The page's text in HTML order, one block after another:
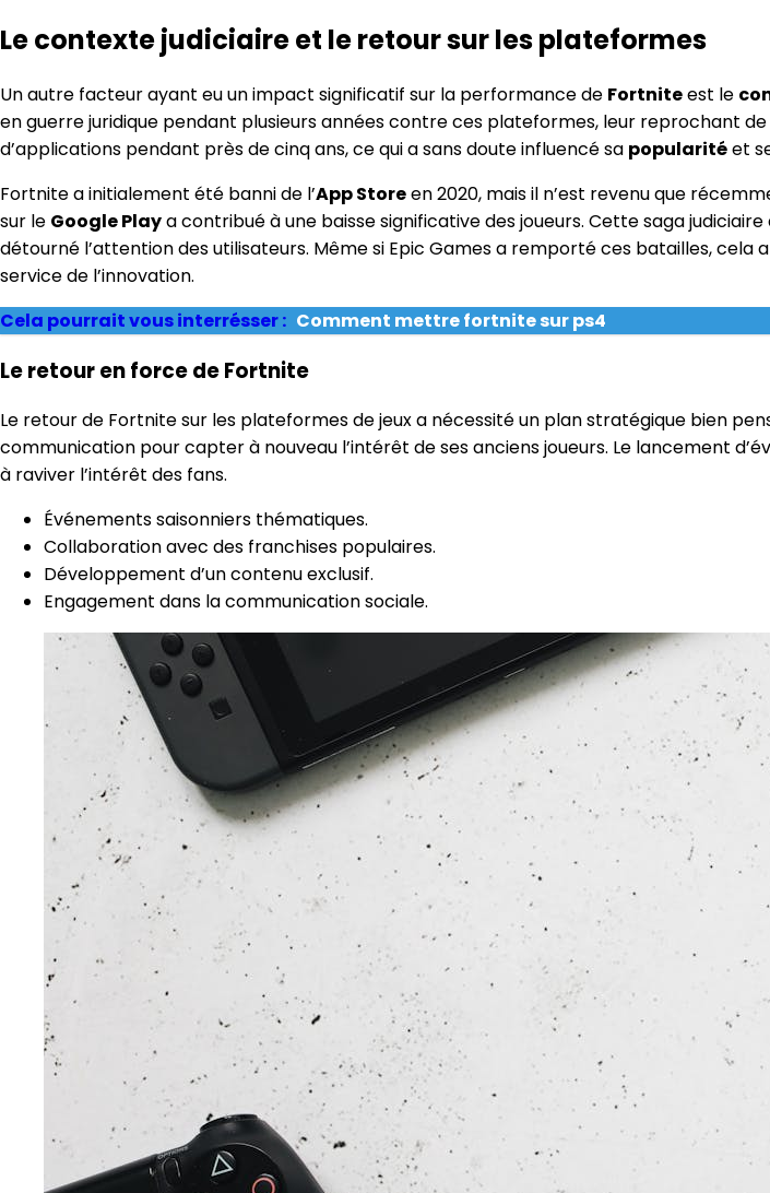
Le contexte judiciaire et le retour sur les plateformes
Un autre facteur ayant eu un impact significatif sur la performance de Fortniteest le
en guerre juridique pendant plusieurs années contre ces plateformes, leur reprochant
d’applications pendant près de cinq ans, ce qui a sans doute influencé sa popularitéet
Fortnite a initialement été banni de l’App Storeen 2020, mais il n’est revenu que
sur le Google Playa contribué à une baisse significative des joueurs. Cette saga
détourné l’attention des utilisateurs. Même si Epic Games a remporté ces batailles,
service de l’innovation.
Cela pourrait vous interrésser : Comment mettre fortnite sur ps4
Le retour en force de Fortnite
Le retour de Fortnite sur les plateformes de jeux a nécessité un plan stratégique bien
communication pour capter à nouveau l’intérêt de ses anciens joueurs. Le lancement
à raviver l’intérêt des fans.
Événements saisonniers thématiques.
Collaboration avec des franchises populaires.
Développement d’un contenu exclusif.
Engagement dans la communication sociale.